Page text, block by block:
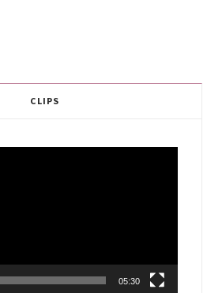
CLIPS
05:30